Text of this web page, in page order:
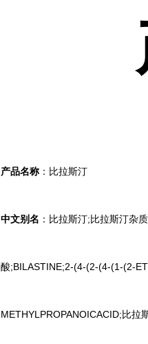
产品名称 ：比拉斯汀
中文别名 ：比拉斯汀;比拉斯汀杂
酸;BILASTINE;2-(4-(2-(4-(1-(2-
METHYLPROPANOICACID;比拉